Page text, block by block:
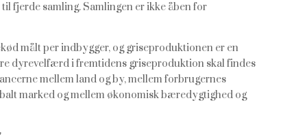
fjerde samling. Samlingen er ikke åben for
målt per indbygger, og griseproduktionen er en
dyrevelfærd i fremtidens griseproduktion skal findes
mellem land og by, mellem forbrugernes
marked og mellem økonomisk bæredygtighed og